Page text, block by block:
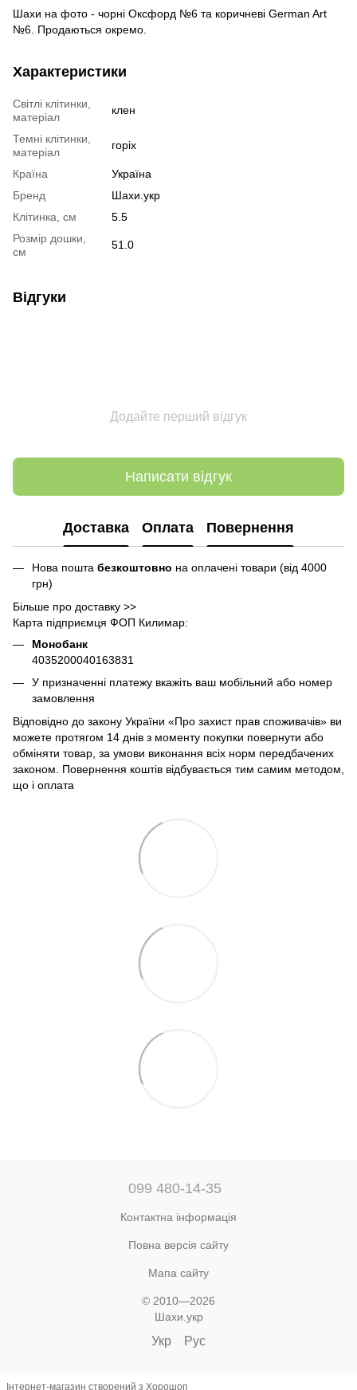
Шахи на фото - чорні Оксфорд №6 та коричневі German Art
№6. Продаються окремо.
Характеристики
Світлі клітинки,
матеріал
клен
Темні клітинки,
матеріал
горіх
Країна
Україна
Бренд
Шахи.укр
Клітинка, см
5.5
Розмір дошки,
см
51.0
Відгуки
Додайте перший відгук
Написати відгук
Доставка Оплата Повернення
Нова пошта безкоштовно на оплачені товари (від 4000
грн)
Більше про доставку >>
Карта підприємця ФОП Килимар:
Монобанк
4035200040163831
У призначенні платежу вкажіть ваш мобільний або номер
замовлення
Відповідно до закону України «Про захист прав споживачів» ви
можете протягом 14 днів з моменту покупки повернути або
обміняти товар, за умови виконання всіх норм передбачених
законом. Повернення коштів відбувається тим самим методом,
що і оплата
099 480-14-35
Контактна інформація
Повна версія сайту
Мапа сайту
© 2010—2026
Шахи.укр
Укр Рус
Інтернет-магазин створений з Хорошоп